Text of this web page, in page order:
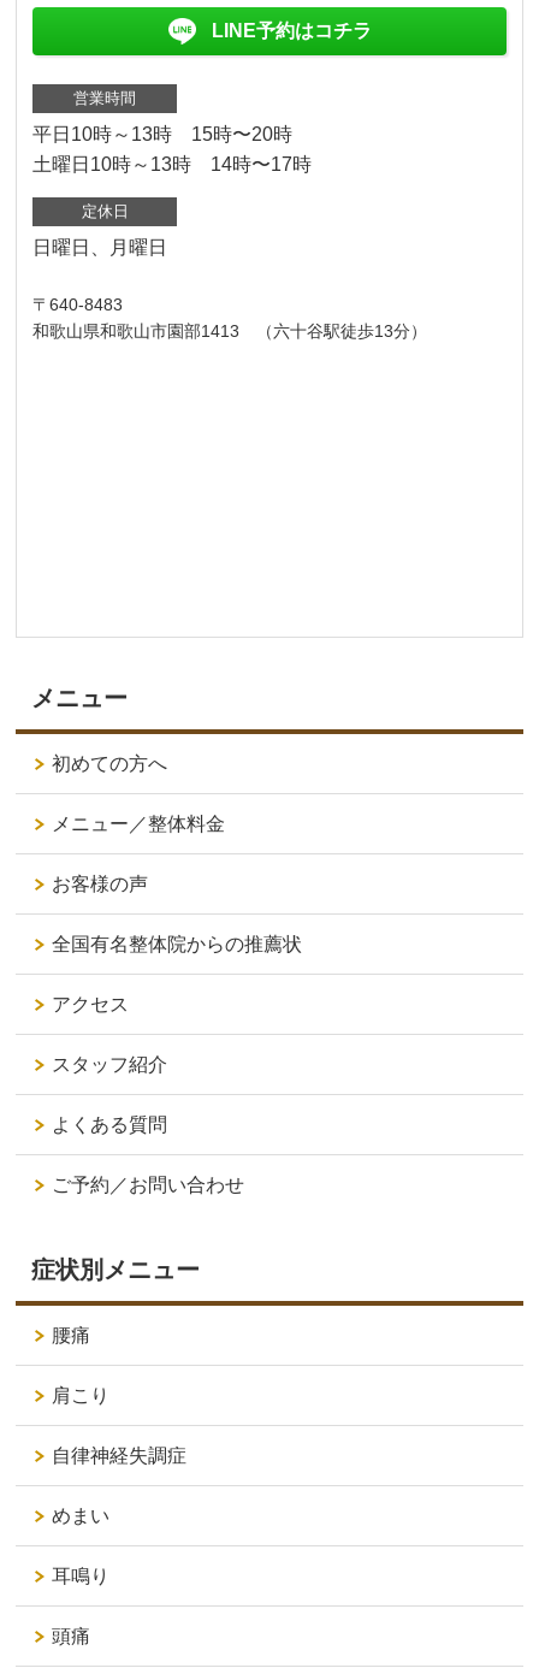
LINE予約はコチラ
営業時間
平日10時～13時 15時〜20時
土曜日10時～13時 14時〜17時
定休日
日曜日、月曜日
〒640-8483
和歌山県和歌山市園部1413 （六十谷駅徒歩13分）
メニュー
初めての方へ
メニュー／整体料金
お客様の声
全国有名整体院からの推薦状
アクセス
スタッフ紹介
よくある質問
ご予約／お問い合わせ
症状別メニュー
腰痛
肩こり
自律神経失調症
めまい
耳鳴り
頭痛